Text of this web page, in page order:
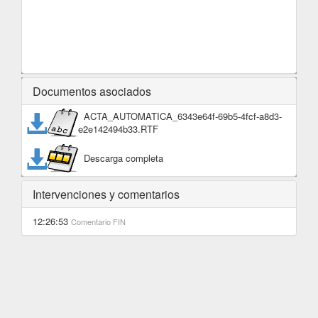
Documentos asociados
ACTA_AUTOMATICA_6343e64f-69b5-4fcf-a8d3-
e2e142494b33.RTF
Descarga completa
Intervenciones y comentarios
12:26:53 Comentario FIN